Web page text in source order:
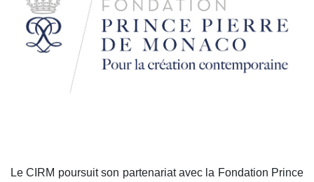
Le CIRM poursuit son partenariat avec la Fondation Prince